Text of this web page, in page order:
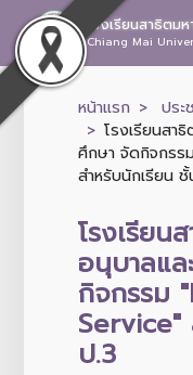
โรงเรียนสาธิตม
Chiang Mai
หน้าแรก
ประ
โรงเรียนสา
ศึกษา จัดกิจกรร
สำหรับนักเรียน ชั้
โรงเรียน
อนุบาลแ
กิจกรรม
Service"
ป.3